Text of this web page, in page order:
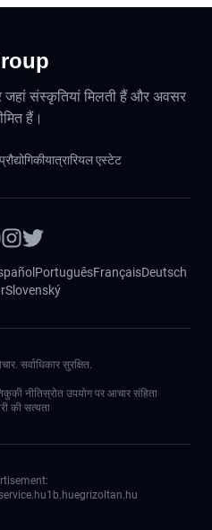
संस्कृतियां मिलती हैं और अवसर
हैं।
प्रौद्योगिकीयात्रारियल एस्टेट
PortuguêsFrançaisDeutsch
Slovenský
सर्वाधिकार सुरक्षित.
कुकी नीतिस्रोत उपयोग पर आचार संहिता
की सत्यता
1b.huegrizoltan.hu